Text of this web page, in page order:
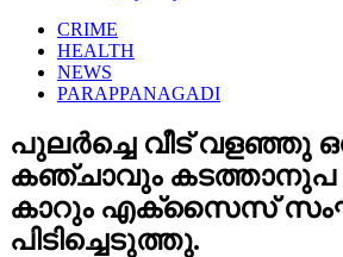
CRIME
HEALTH
NEWS
PARAPPANAGADI
പുലർച്ചെ വീട് വളഞ്ഞു
കഞ്ചാവും കടത്താനുപ
കാറും എക്‌സൈസ്
പിടിച്ചെടുത്തു.